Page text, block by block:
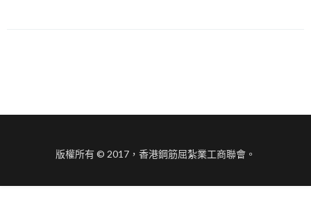
版權所有 © 2017，香港鋼筋屈紮業工商聯會。